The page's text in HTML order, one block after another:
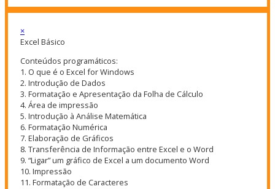
×
Excel Básico
Conteúdos programáticos:
1. O que é o Excel for Windows
2. Introdução de Dados
3. Formatação e Apresentação da Folha de Cálculo
4. Área de impressão
5. Introdução à Análise Matemática
6. Formatação Numérica
7. Elaboração de Gráficos
8. Transferência de Informação entre Excel e o Word
9. “Ligar” um gráfico de Excel a um documento Word
10. Impressão
11. Formatação de Caracteres